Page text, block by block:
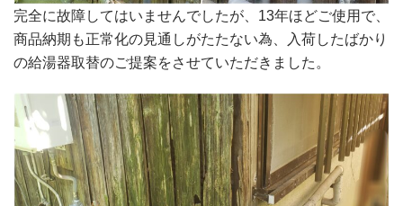
完全に故障してはいませんでしたが、13年ほどご使用で、
商品納期も正常化の見通しがたたない為、入荷したばかり
の給湯器取替のご提案をさせていただきました。